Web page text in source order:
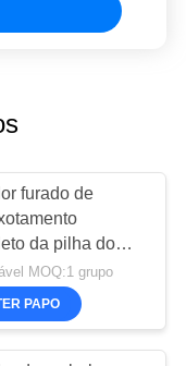
furado de
da pilha do
1800Kw de
MOQ:1 grupo
PAPO